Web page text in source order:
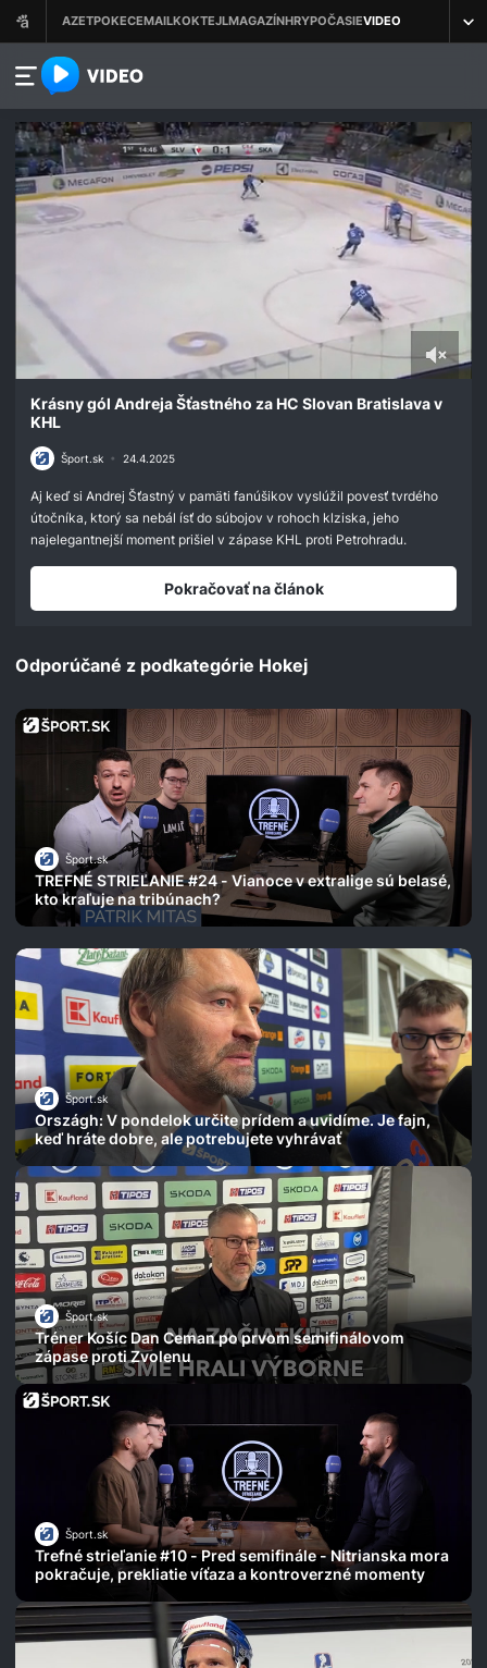
azet.video.sk
seconds
seconds
Krásny gól Andreja Šťastného za HC Slovan Bratislava v
KHL
Šport.sk • 24.4.2025
Aj keď si Andrej Šťastný v pamäti fanúšikov vyslúžil povesť tvrdého
útočníka, ktorý sa nebál ísť do súbojov v rohoch klziska, jeho
najelegantnejší moment prišiel v zápase KHL proti Petrohradu.
Pokračovať na článok
Odporúčané z podkategórie Hokej
Šport.sk
TREFNÉ STRIEĽANIE #24 - Vianoce v extralige sú belasé,
kto kraľuje na tribúnach?
Šport.sk
Országh: V pondelok určite prídem a uvidíme. Je fajn,
keď hráte dobre, ale potrebujete vyhrávať
Šport.sk
Tréner Košíc Dan Ceman po prvom semifinálovom
zápase proti Zvolenu
Šport.sk
Trefné strieľanie #10 - Pred semifinále - Nitrianska mora
pokračuje, prekliatie víťaza a kontroverzné momenty